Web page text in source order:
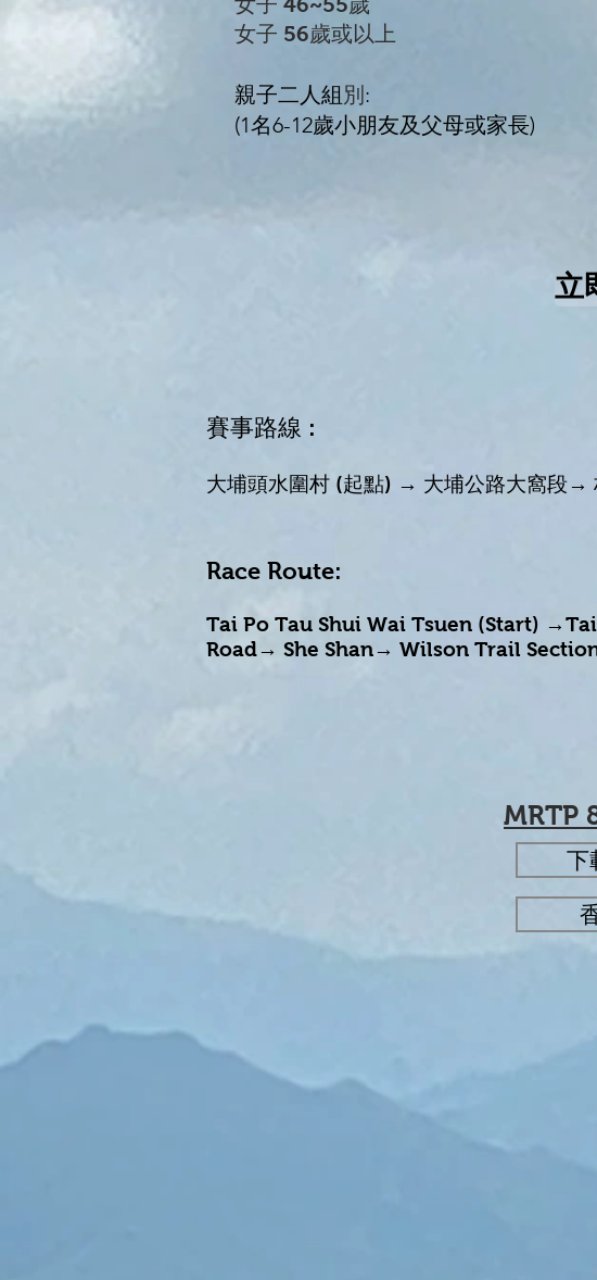
女子 56歲或以上
親子二人組 別 :
(1名6-12歲小朋友及父母或家長)
立
賽事路線 :
大埔頭水圍村 (起點) → 大埔公路大窩段
Race Route:
Tai Po Tau Shui Wai Tsuen (Start)
Road→ She Shan→ Wilson Trail
MRTP
下